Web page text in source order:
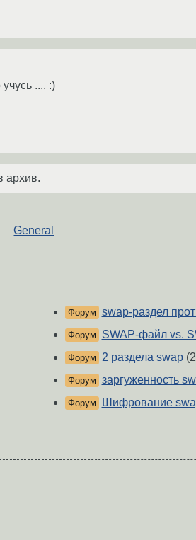
.... :)
архив.
General
Форум swap-раздел
Форум SWAP-файл vs.
Форум 2 раздела swap
Форум заргуженность
Форум Шифрование